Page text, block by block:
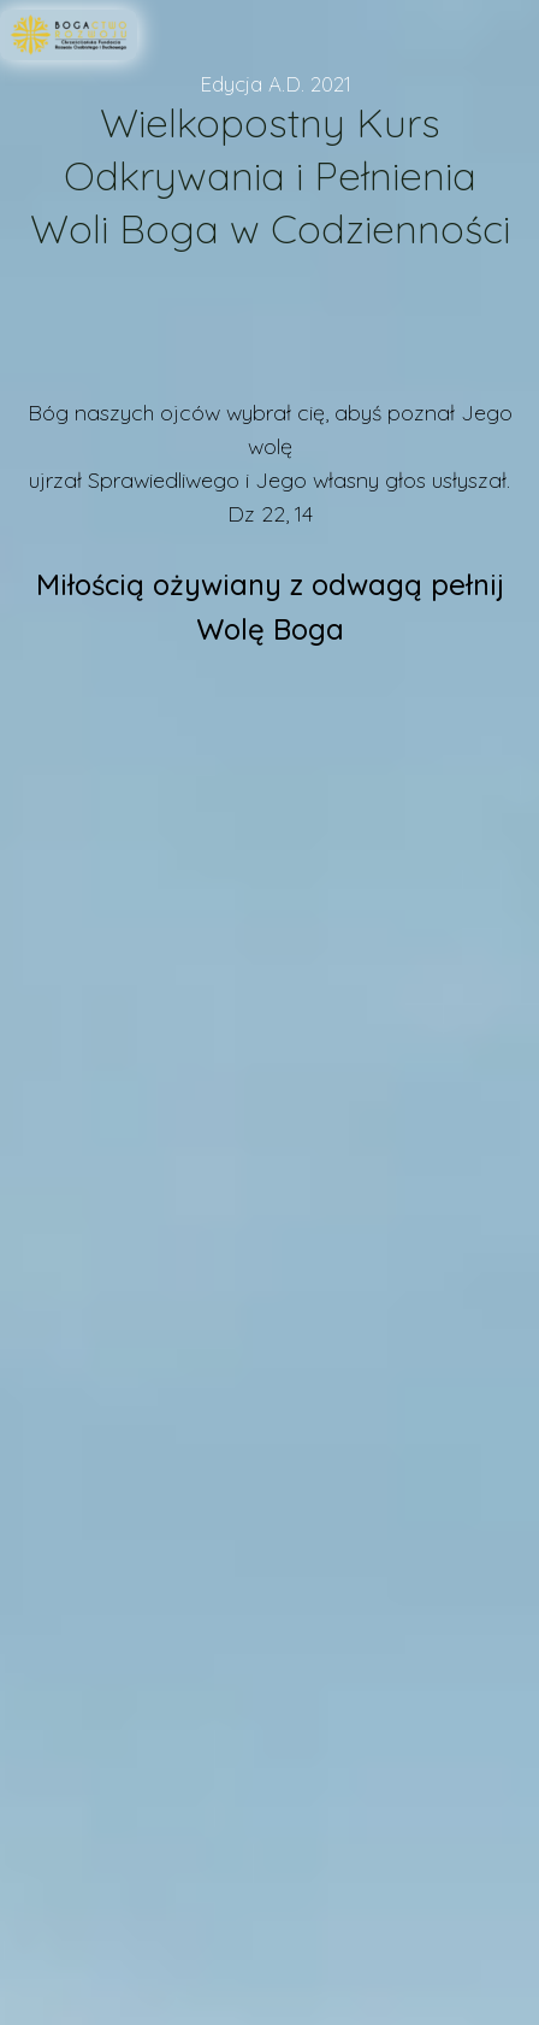
Bóg naszych ojców wybrał cię, abyś poznał Jego
wolę
ujrzał Sprawiedliwego i Jego własny głos usłyszał.
Dz 22, 14
Miłością ożywiany z odwagą pełnij
Wolę Boga
Edycja A.D. 2021
Wielkopostny Kurs
Odkrywania i Pełnienia
Woli Boga w Codzienności